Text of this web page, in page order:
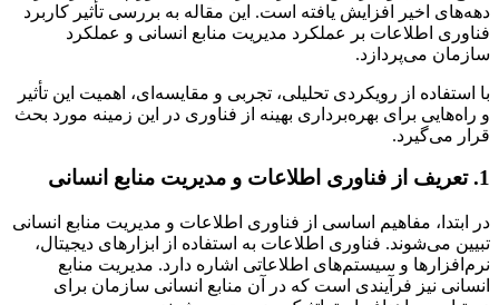
دهه‌های اخیر افزایش یافته است. این مقاله به بررسی تأثیر کاربرد
فناوری اطلاعات بر عملکرد مدیریت منابع انسانی و عملکرد
سازمان می‌پردازد.
با استفاده از رویکردی تحلیلی، تجربی و مقایسه‌ای، اهمیت این تأثیر
و راه‌هایی برای بهره‌برداری بهینه از فناوری در این زمینه مورد بحث
قرار می‌گیرد.
1. تعریف از فناوری اطلاعات و مدیریت منابع انسانی
در ابتدا، مفاهیم اساسی از فناوری اطلاعات و مدیریت منابع انسانی
تبیین می‌شوند. فناوری اطلاعات به استفاده از ابزارهای دیجیتال،
نرم‌افزارها و سیستم‌های اطلاعاتی اشاره دارد. مدیریت منابع
انسانی نیز فرآیندی است که در آن منابع انسانی سازمان برای